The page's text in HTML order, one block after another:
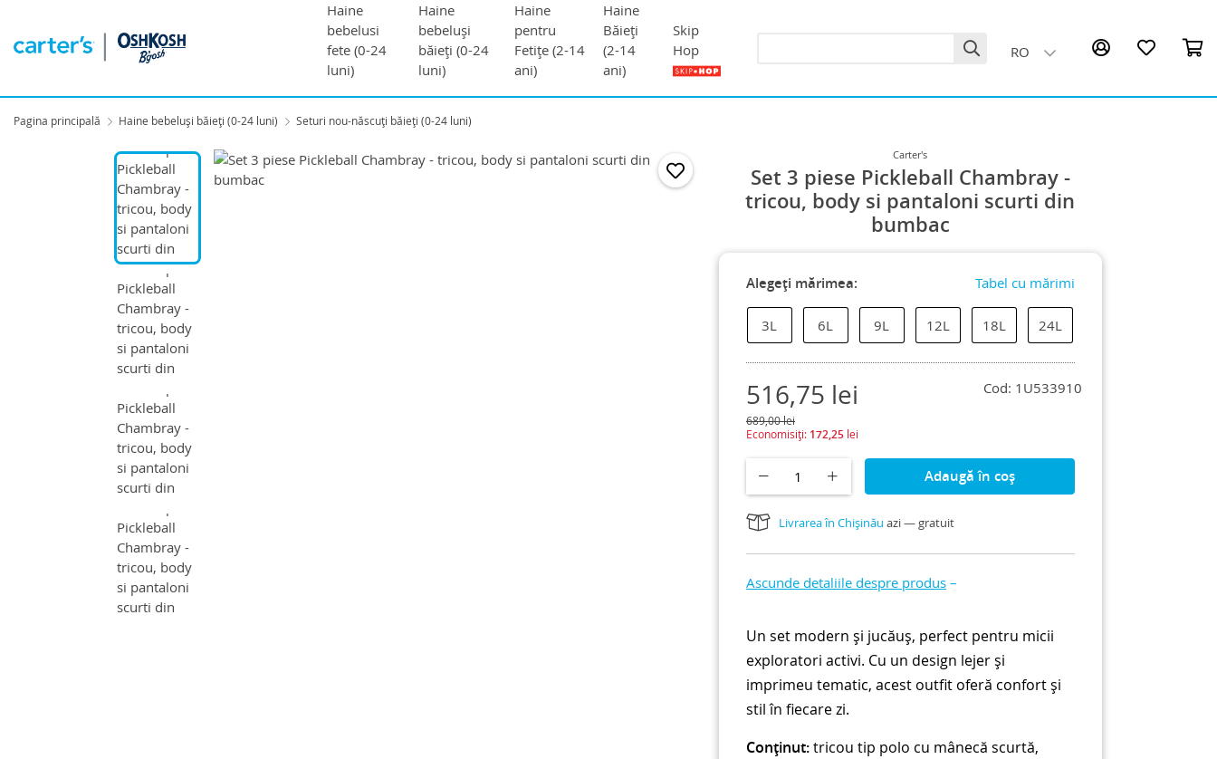
Haine
bebelusi
fete (0-24
luni)
Haine
bebeluși
băieți (0-24
luni)
Haine
pentru
Fetițe (2-14
ani)
Haine
Băieți
(2-14
ani)
Skip
Hop
RO
Pagina principală Haine bebeluși băieți (0-24 luni) Seturi nou-născuți băieți (0-24 luni)
Carter's
Set 3 piese Pickleball Chambray -
tricou, body si pantaloni scurti din
bumbac
Alegeți mărimea: Tabel cu mărimi
3L 6L 9L 12L 18L 24L
516,75 lei
689,00lei
Economisiți: 172,25lei
Cod: 1U533910
Adaugă în coș
Livrarea în Chișinău azi — gratuit
Ascunde detaliile despre produs–
Un set modern și jucăuș, perfect pentru micii
exploratori activi. Cu un design lejer și
imprimeu tematic, acest outfit oferă confort și
stil în fiecare zi.
Conținut:tricou tip polo cu mânecă scurtă,